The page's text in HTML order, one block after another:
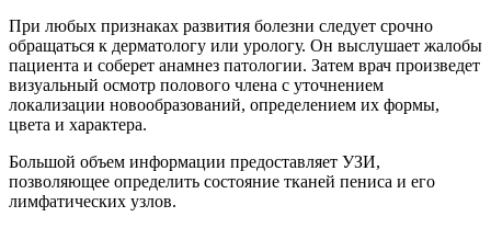
При любых признаках развития болезни следует срочно
обращаться к дерматологу или урологу. Он выслушает жалобы
пациента и соберет анамнез патологии. Затем врач произведет
визуальный осмотр полового члена с уточнением
локализации новообразований, определением их формы,
цвета и характера.
Большой объем информации предоставляет УЗИ,
позволяющее определить состояние тканей пениса и его
лимфатических узлов.